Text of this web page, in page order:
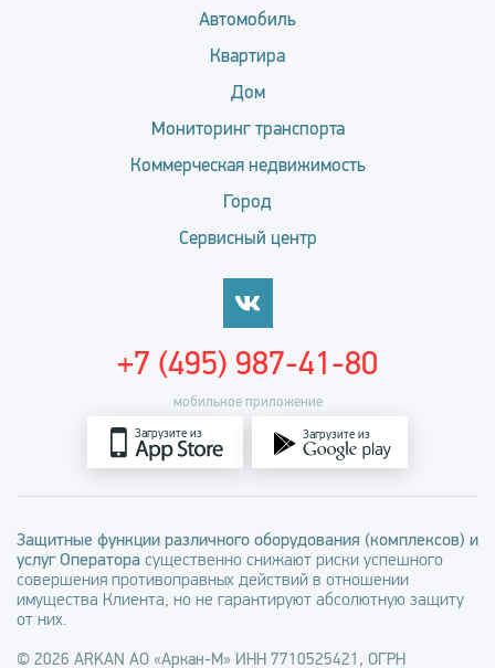
Автомобиль
Квартира
Дом
Мониторинг транспорта
Коммерческая недвижимость
Город
Сервисный центр
мобильное приложение
Загрузите из Загрузите из
+7 (495) 987-41-80
Защитные функции различного оборудования (комплексов) и
услуг Оператора существенно снижают риски успешного
совершения противоправных действий в отношении
имущества Клиента, но не гарантируют абсолютную защиту
от них.
© 2026 ARKAN АО «Аркан-М» ИНН 7710525421, ОГРН